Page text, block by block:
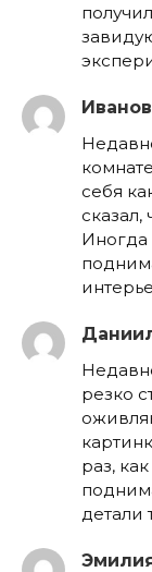
себя
сказал,
Иногда
резко
раз,
детали